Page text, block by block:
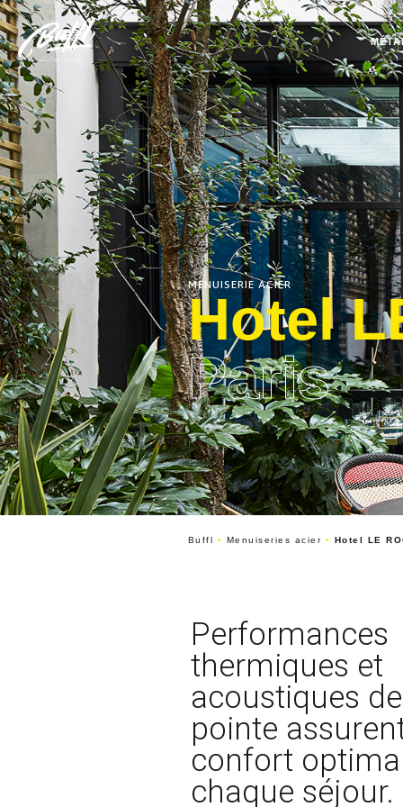
MENUISERIE ACIER
Hotel
Paris
Buffl • Menuiseries acier • Hotel LE
Performances
thermiques et
acoustiques de
pointe
confort
chaque séjour.